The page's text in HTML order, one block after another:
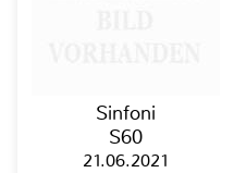
Sinfoni
S60
21.06.2021